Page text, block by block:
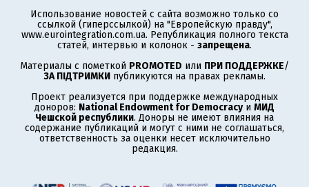
Использование новостей с сайта возможно только со
ссылкой (гиперссылкой) на "Европейскую правду",
www.eurointegration.com.ua. Републикация полного текста
статей, интервью и колонок - запрещена.
Материалы с пометкой PROMOTED или ПРИ ПОДДЕРЖКЕ/
ЗА ПІДТРИМКИ публикуются на правах рекламы.
Проект реализуется при поддержке международных
доноров: National Endowment for Democracyи МИД
Чешской республики. Доноры не имеют влияния на
содержание публикаций и могут с ними не соглашаться,
ответственность за оценки несет исключительно
редакция.